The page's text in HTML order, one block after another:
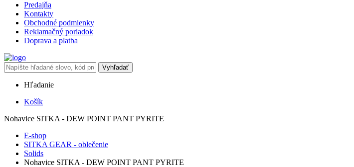
Predajňa
Kontakty
Obchodné podmienky
Reklamačný poriadok
Doprava a platba
Vyhľadať
Hľadanie
Košík
Nohavice SITKA - DEW POINT PANT PYRITE
E-shop
SITKA GEAR - oblečenie
Solids
Nohavice SITKA - DEW POINT PANT PYRITE